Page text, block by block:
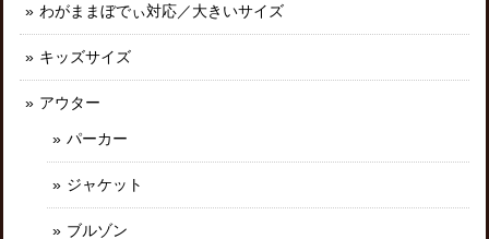
わがままぼでぃ対応／大きいサイズ
キッズサイズ
アウター
パーカー
ジャケット
ブルゾン